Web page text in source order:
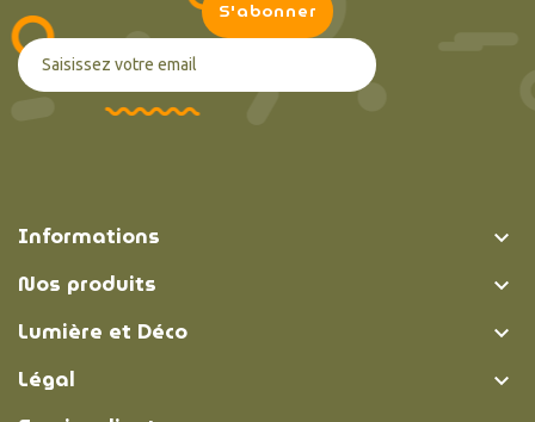
Informations 
Nos produits 
Lumière et Déco 
Légal 